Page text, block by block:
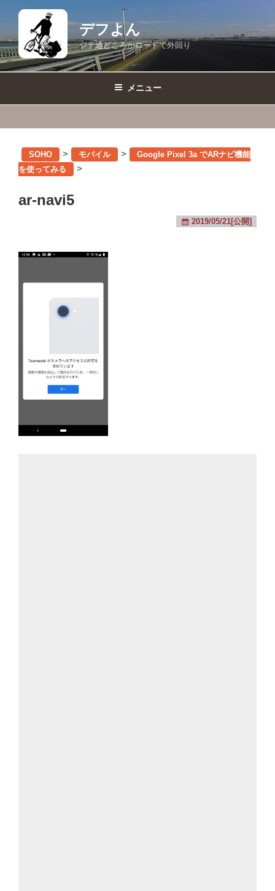
テ
ン
ツ
デフよん
ジテ通どころかロードで外回り
メニュー
SOHO > モバイル >
Google Pixel 3a でARナビ機能
を使ってみる
>
ar-navi5
2019/05/21[公開]